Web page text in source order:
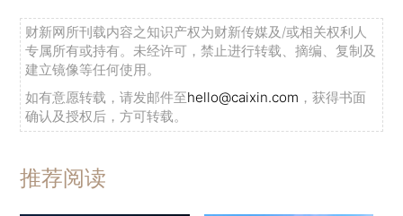
财新网所刊载内容之知识产权为财新传媒及/或相关权利人
专属所有或持有。未经许可，禁止进行转载、摘编、复制及
建立镜像等任何使用。
如有意愿转载，请发邮件至hello@caixin.com ，获得书面
确认及授权后，方可转载。
推荐阅读